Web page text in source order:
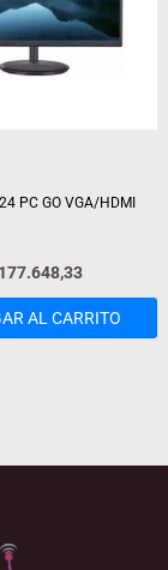
PC GO VGA/HDMI
177.648,33
AL CARRITO